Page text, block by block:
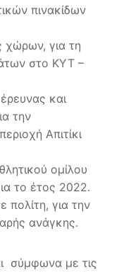
πινακίδων
χώρων, για τη
στο ΚΥΤ –
και
την
Απιτίκι
ομίλου
το έτος 2022.
πολίτη, για την
ανάγκης.
σύμφωνα με τις